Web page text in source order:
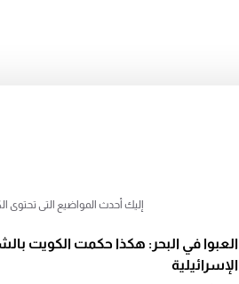
إليك أحدث المواضيع التى تحتوى
العبوا في البحر: هكذا حكمت الكويت
الإسرائيلية